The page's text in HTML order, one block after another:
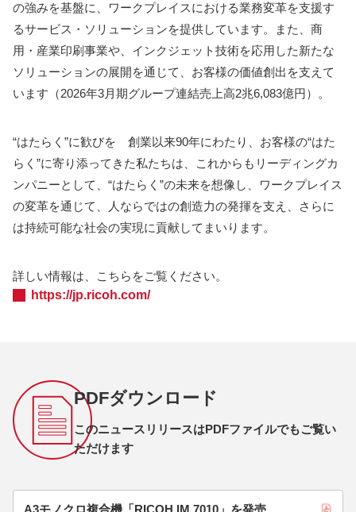
の強みを基盤に、ワークプレイスにおける業務変革を支援す
るサービス・ソリューションを提供しています。また、商
用・産業印刷事業や、インクジェット技術を応用した新たな
ソリューションの展開を通じて、お客様の価値創出を支えて
います（2026年3月期グループ連結売上高2兆6,083億円）。
“はたらく”に歓びを 創業以来90年にわたり、お客様の“はた
らく”に寄り添ってきた私たちは、これからもリーディングカ
ンパニーとして、“はたらく”の未来を想像し、ワークプレイス
の変革を通じて、人ならではの創造力の発揮を支え、さらに
は持続可能な社会の実現に貢献してまいります。
詳しい情報は、こちらをご覧ください。
https://jp.ricoh.com/
PDFダウンロード
このニュースリリースはPDFファイルでもご覧い
ただけます
A3モノクロ複合機「RICOH IM 7010」を発売